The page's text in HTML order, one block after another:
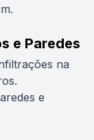
e Paredes
na
e